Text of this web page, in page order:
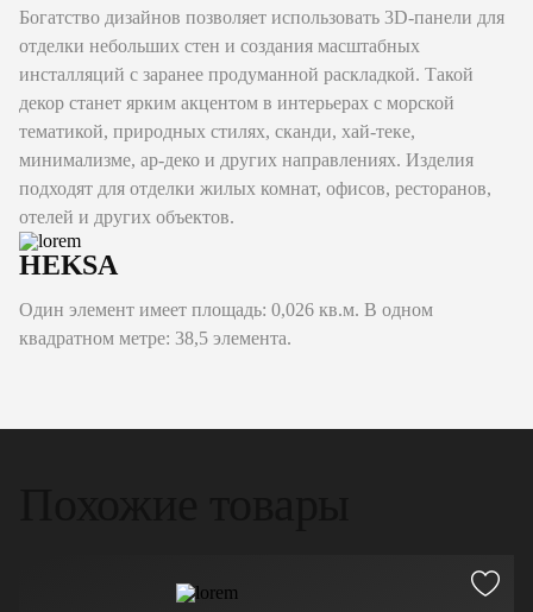
Богатство дизайнов позволяет использовать 3D-панели для
отделки небольших стен и создания масштабных
инсталляций с заранее продуманной раскладкой. Такой
декор станет ярким акцентом в интерьерах с морской
тематикой, природных стилях, сканди, хай-теке,
минимализме, ар-деко и других направлениях. Изделия
подходят для отделки жилых комнат, офисов, ресторанов,
отелей и других объектов.
HEKSA
Один элемент имеет площадь: 0,026 кв.м. В одном
квадратном метре: 38,5 элемента.